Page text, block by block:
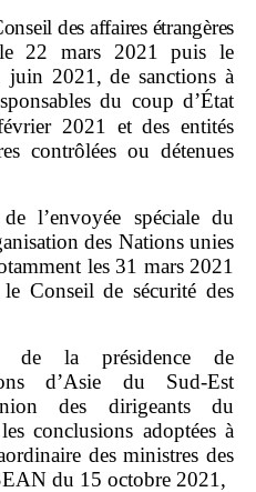
des affaires étrangères
22 mars 2021 puis le
2021, de sanctions à
du coup d’État
2021 et des entités
contrôlées ou détenues
l’envoyée spéciale du
des Nations unies
les 31 mars 2021
Conseil de sécurité des
de la présidence de
d’Asie du Sud‑Est
des dirigeants du
conclusions adoptées à
des ministres des
du 15 octobre 2021,